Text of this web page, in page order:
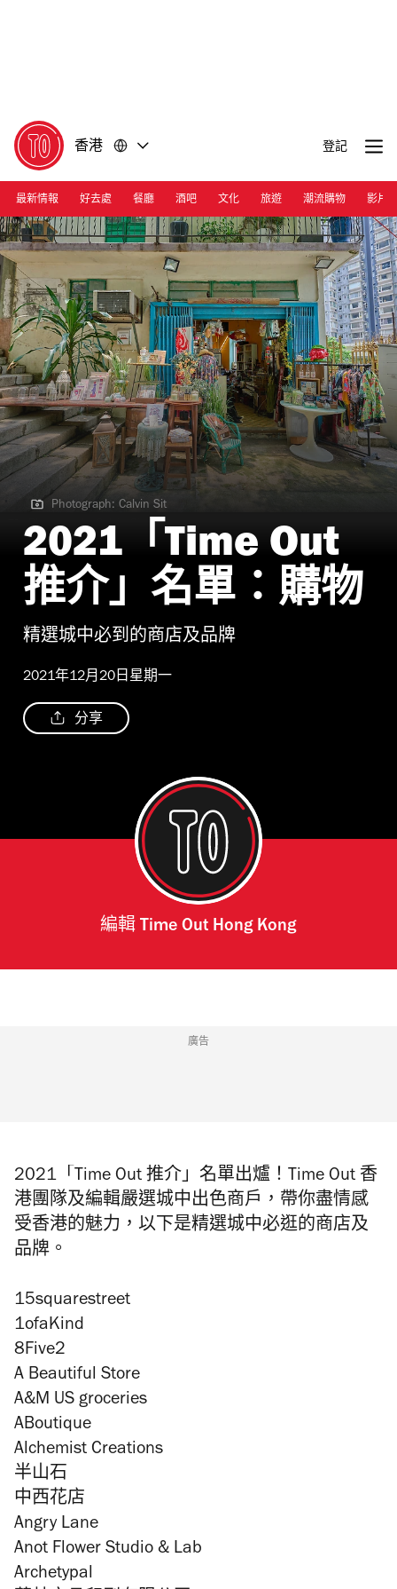
香港 登記
最新情報 好去處 餐廳 酒吧 文化 旅遊 潮流購物 影片
Photograph: Calvin Sit
Photograph: Calvin Sit
2021「Time Out
推介」名單：購物
精選城中必到的商店及品牌
2021年12月20日星期一
分享
編輯 Time Out Hong Kong
廣告
2021「Time Out 推介」名單出爐！ Time Out 香
港團隊及編輯嚴選城中出色商戶，帶你盡情感
受香港的魅力，以下是精選城中必逛的商店及
品牌。
15squarestreet
1ofaKind
8Five2
A Beautiful Store
A&M US groceries
ABoutique
Alchemist Creations
半山石
中西花店
Angry Lane
Anot Flower Studio & Lab
Archetypal